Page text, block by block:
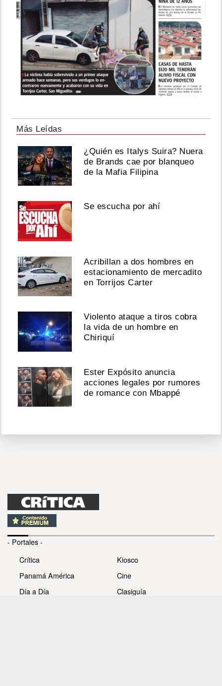
Más Leídas
¿Quién es Italys Suira? Nuera
de Brands cae por blanqueo
de la Mafia Filipina
Se escucha por ahí
Acribillan a dos hombres en
estacionamiento de mercadito
en Torrijos Carter
Violento ataque a tiros cobra
la vida de un hombre en
Chiriquí
Ester Expósito anuncia
acciones legales por rumores
de romance con Mbappé
- Portales -
Crítica
Panamá América
Día a Día
Kiosco
Cine
Clasiguía